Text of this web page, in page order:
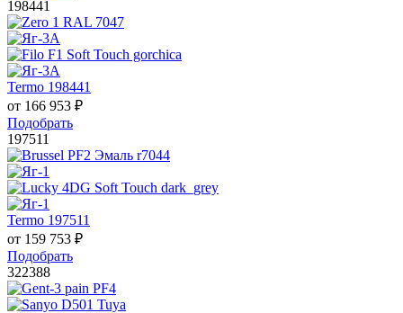
198441
Termo 198441
от 166 953 ₽
Подобрать
197511
Termo 197511
от 159 753 ₽
Подобрать
322388